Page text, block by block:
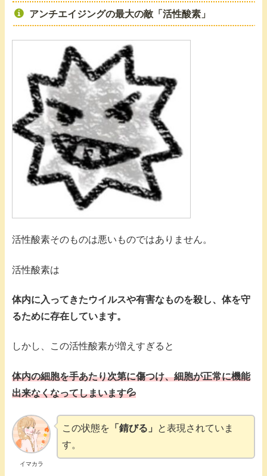
アンチエイジングの最大の敵「活性酸素」
活性酸素そのものは悪いものではありません。
活性酸素は
体内に入ってきたウイルスや有害なものを殺し、体を守
るために存在しています。
しかし、この活性酸素が増えすぎると
体内の細胞を手あたり次第に傷つけ、細胞が正常に機能
出来なくなってしまいます💦
イマカラ
この状態を 「錆びる」
と表現されていま
す。